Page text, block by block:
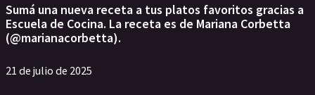
Sumá una nueva receta a tus platos favoritos gracias a
Escuela de Cocina. La receta es de Mariana Corbetta
(@marianacorbetta).
21 de julio de 2025